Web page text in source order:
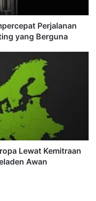
Perjalanan
yang Berguna
Lewat Kemitraan
Awan